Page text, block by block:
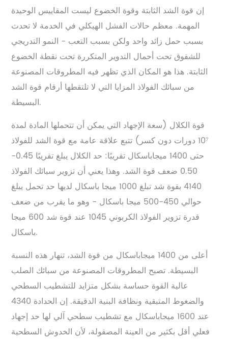
إن قوة الشد الثابتة وقوة الخضوع ليست المقاييس الوحيدة
المهمة. معظم حالات الفشل الهيكلي في الخدمة لا تحدث
بسبب حمل زائد واحد ولكن بسبب التعب - النمو التدريجي
للشقوق تحت أحمال التدوير المتكررة تحت نقطة الخضوع
الثابتة. هذا هو المكان الذي تظهر فيه المطروقات المصنوعة
من سبائك الفولاذ المزايا التي لا تلتقطها أرقام قوة الشد
البسيطة.
قوة الكلال (سعة الإجهاد التي يمكن أن تتحملها المادة لمدة
10⁷ دورات دون كسر) تتبع علاقة عامة مع قوة الشد للفولاذ
حتى 1400 ميجاباسكال تقريبًا: حد الكلال يبلغ تقريبًا 0.45-
0.50 ضعف قوة الشد. وهذا يعني أن تزوير سبائك الفولاذ
4140 بقوة شد تبلغ 1000 ميجا باسكال لديها حد تحمل يبلغ
حوالي 450-500 ميجا باسكال - وهو ما يقرب من ضعف
قدرة تزوير الفولاذ الكربوني 1045 عند قوة شد 600 ميجا
باسكال.
أعلى من 1400 ميجاباسكال من قوة الشد، تنهار هذه النسبة
البسيطة. تصبح المطروقات المصنوعة من سبائك الصلب
عالية القوة حساسة بشكل متزايد للتشطيب السطحي
والضغوط المتبقية ونظافة البنية الدقيقة. إن الحدادة 4340
عند 1600 ميجاباسكال مع تشطيب سطحي آلي لها حد إجهاد
فعلي أقل بكثير من العينة المصقولة، لأن الخدوش السطحية